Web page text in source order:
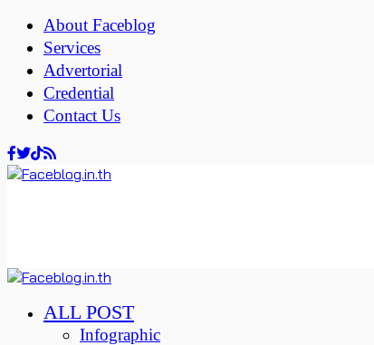
About Faceblog
Services
Advertorial
Credential
Contact Us
ALL POST
Infographic